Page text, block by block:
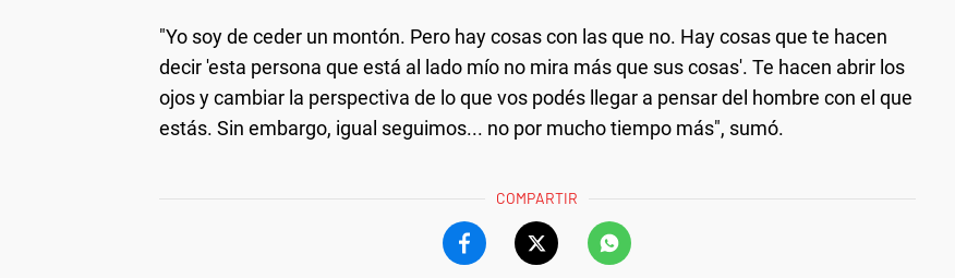
"Yo soy de ceder un montón. Pero hay cosas con las que no. Hay cosas que te hacen
decir 'esta persona que está al lado mío no mira más que sus cosas'. Te hacen abrir los
ojos y cambiar la perspectiva de lo que vos podés llegar a pensar del hombre con el que
estás. Sin embargo, igual seguimos... no por mucho tiempo más", sumó.
COMPARTIR